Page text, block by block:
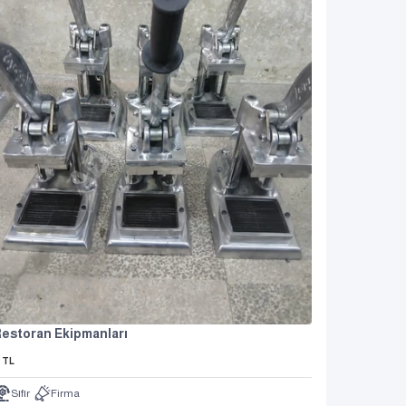
Ekipmanları
TL
Sıfır Firma